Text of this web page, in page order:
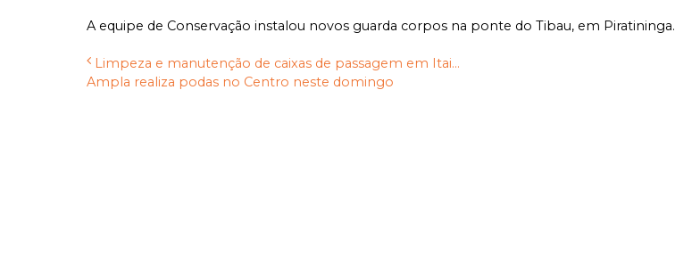
A equipe de Conservação instalou novos guarda corpos na ponte do Tibau, em Piratininga.
Limpeza e manutenção de caixas de passagem em Itai...
Ampla realiza podas no Centro neste domingo